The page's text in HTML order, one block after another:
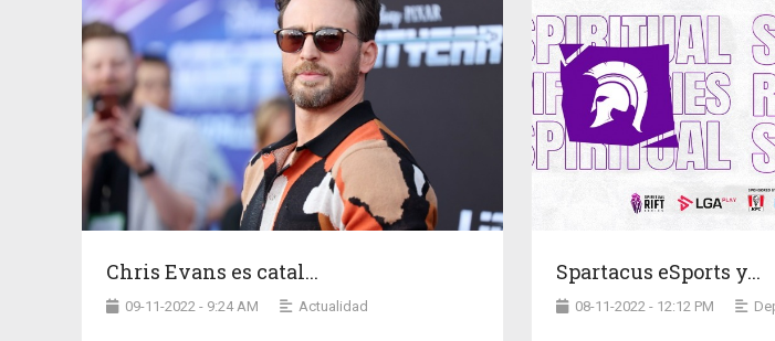
Chris Evans es catal...
09-11-2022 - 9:24 AM Actualidad
Spartacus eSports y...
08-11-2022 - 12:12 PM